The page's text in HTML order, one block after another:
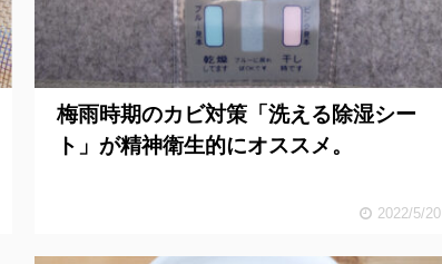
梅雨時期のカビ対策「洗える除湿シー
ト」が精神衛生的にオススメ。
2022/5/20